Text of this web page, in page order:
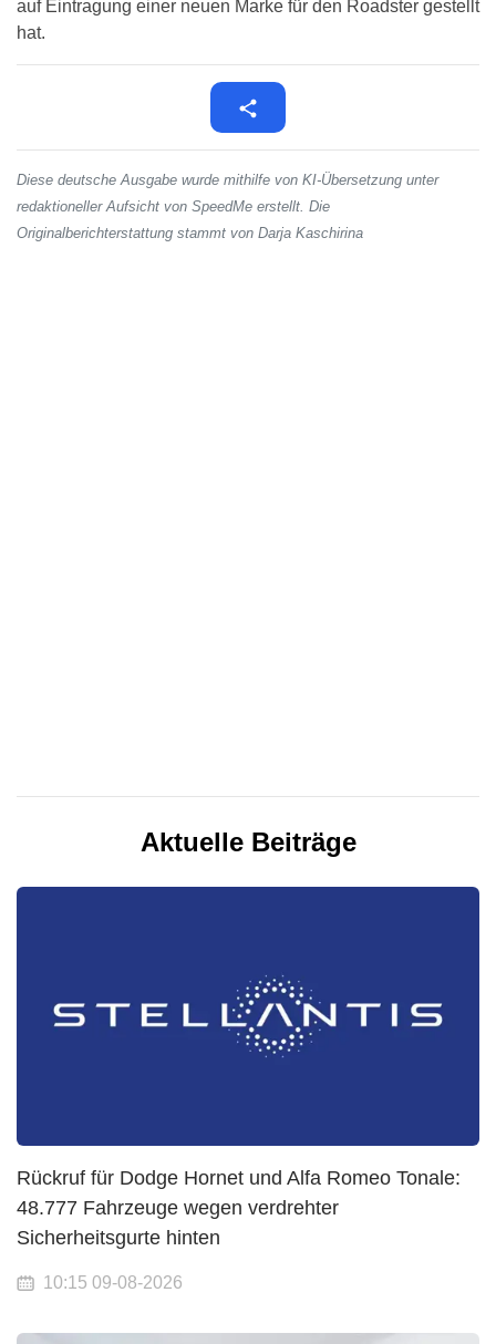
auf Eintragung einer neuen Marke für den Roadster gestellt
hat.
Diese deutsche Ausgabe wurde mithilfe von KI-Übersetzung unter
redaktioneller Aufsicht von SpeedMe erstellt. Die
Originalberichterstattung stammt von Darja Kaschirina
Aktuelle Beiträge
Rückruf für Dodge Hornet und Alfa Romeo Tonale:
48.777 Fahrzeuge wegen verdrehter
Sicherheitsgurte hinten
10:15 09-08-2026